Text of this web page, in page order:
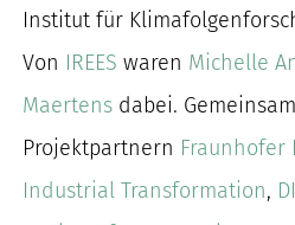
Institut für
Von IREES waren Michelle
Maertens dabei.
Projektpartnern Fraunhofer
Industrial Transformation,